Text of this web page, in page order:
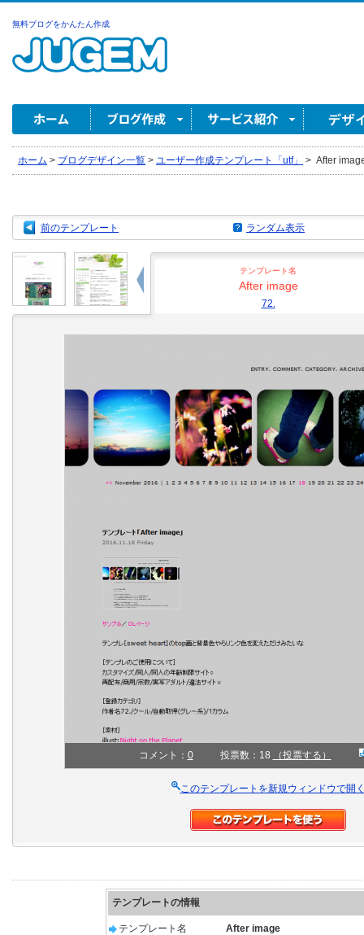
無料ブログをかんたん作成
ホーム > ブログデザイン一覧 > ユーザー作成テンプレート「utf」 > After
前のテンプレート ランダム表示
テンプレート名
After image
72.
コメント： 0 投票数：18 （投票する）
このテンプレートを新規ウィンドウで開
テンプレートの情報
テンプレート名 After image